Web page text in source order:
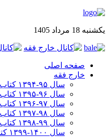
یکشنبه 18 مرداد 1405
صفحه اصلی
خارج فقه
سال ۹۵-۱۳۹۴ کتاب اجاره
سال ۹۶-۱۳۹۵ کتاب اجاره
سال ۹۷-۱۳۹۶ کتاب قصاص
سال ۹۸-۱۳۹۷ کتاب قصاص
سال ۹۹-۱۳۹۸‍ کتاب قضا
سال ۱۴۰۰-۱۳۹۹ کتاب قضا